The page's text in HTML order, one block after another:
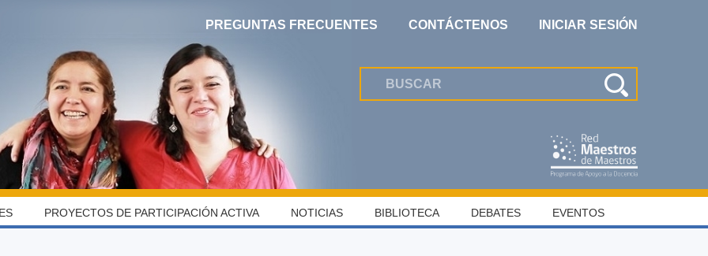
PREGUNTAS FRECUENTES CONTÁCTENOS INICIAR SESIÓN
PROYECTOS DE PARTICIPACIÓN ACTIVA NOTICIAS BIBLIOTECA DEBATES EVENTOS